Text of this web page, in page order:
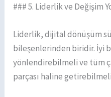
### 5. Liderlik ve Değişim
Liderlik, dijital dönüşüm
bileşenlerinden biridir. İyi
yönlendirebilmeli ve tüm
parçası haline